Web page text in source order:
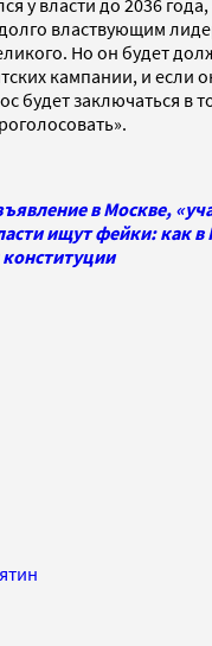
у власти до 2036
властвующим
Но он будет
кампании, и если
будет заключаться в
в Москве,
ищут фейки: как в